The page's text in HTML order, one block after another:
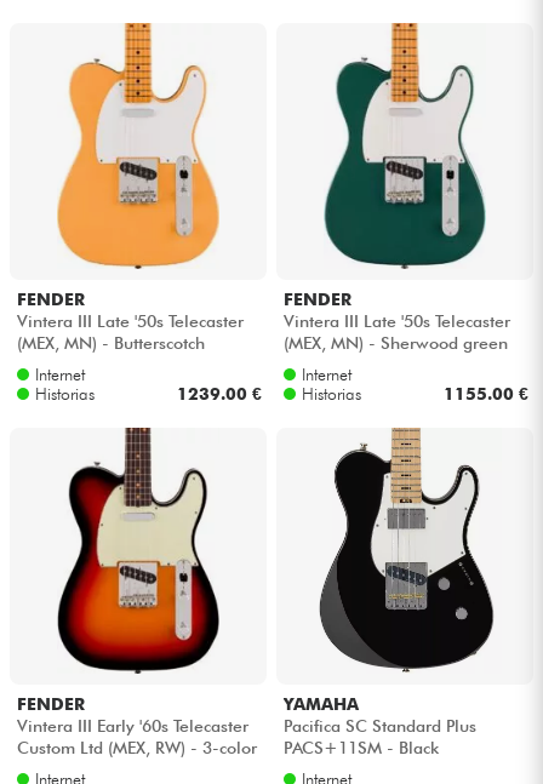
FENDER
Vintera III Late '50s Telecaster
(MEX, MN) - Butterscotch
blonde
Internet
Historias
1239.00 €
FENDER
Vintera III Late '50s Telecaster
(MEX, MN) - Sherwood green
metallic
Internet
Historias
1155.00 €
FENDER
Vintera III Early '60s Telecaster
Custom Ltd (MEX, RW) - 3-color
sunburst
Internet
YAMAHA
Pacifica SC Standard Plus
PACS+11SM - Black
Internet